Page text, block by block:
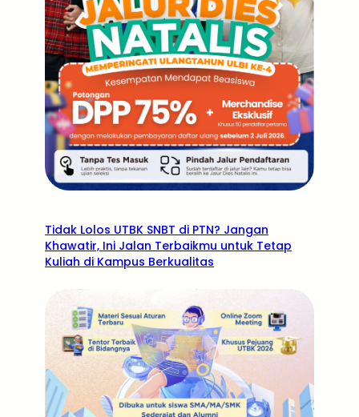
Tidak Lolos UTBK SNBT di PTN? Jangan
Khawatir, Ini Jalan Terbaikmu untuk Tetap
Kuliah di Kampus Berkualitas